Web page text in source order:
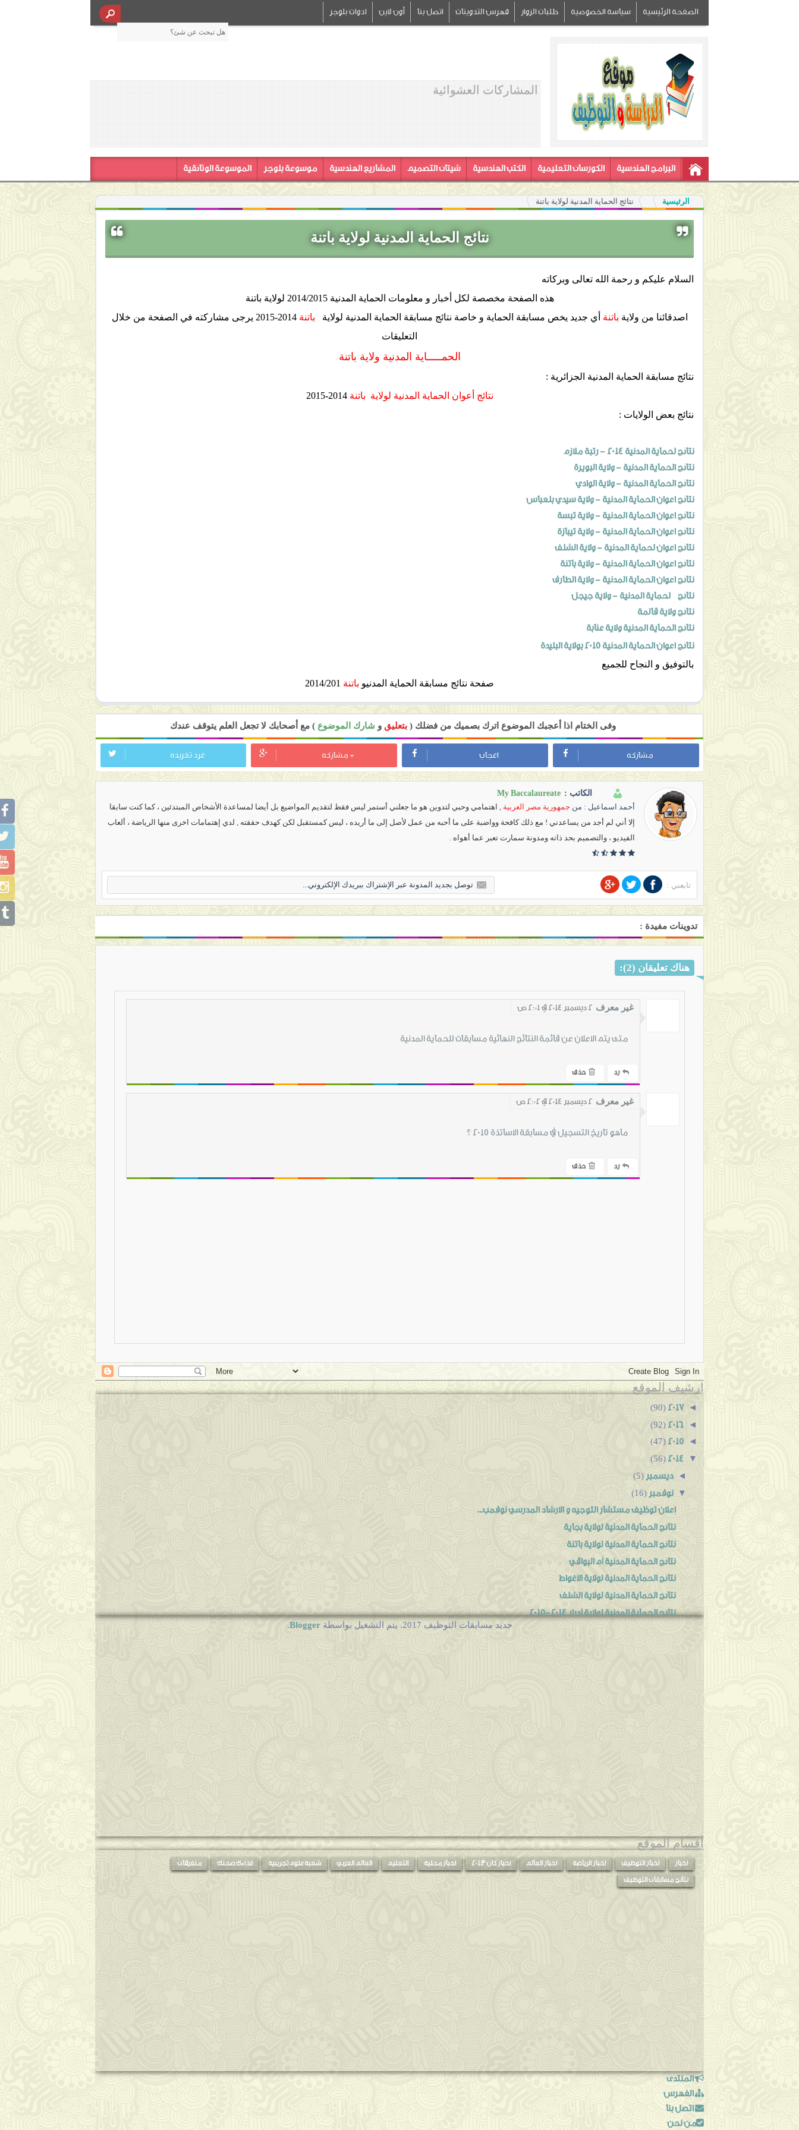
الصفحة الرئيسية سياسة الخصوصية طلبات الزوار فهرس التدوينات اتصل بنا أون لاين ادوات بلوجر
المشاركات العشوائية
البرامج الهندسية الكورسات التعليمية الكتب الهندسية شيتات التصميم المشاريع الهندسية موسوعة بلوجر الموسوعة الوثائقية
الرئيسية نتائج الحماية المدنية لولاية باتنة
نتائج الحماية المدنية لولاية باتنة
السلام عليكم و رحمة الله تعالى وبركاته
هذه الصفحة مخصصة لكل أخبار و معلومات الحماية المدنية 2014/2015 لولاية باتنة
اصدقائنا من ولاية باتنة أي جديد يخص مسابقة الحماية و خاصة نتائج مسابقة الحماية المدنية لولاية باتنة
2014-2015 يرجى مشاركته في الصفحة من خلال
التعليقات
الحمـــــاية المدنية ولاية باتنة
نتائج مسابقة الحماية المدنية الجزائرية :
نتائج أعوان الحماية المدنية لولاية باتنة2014-2015
نتائج بعض الولايات :
نتائج لحماية المدنية 2014 - رتبة ملازم
نتائج الحماية المدنية - ولاية البويرة
نتائج الحماية المدنية - ولاية الوادي
نتائج اعوان الحماية المدنية - ولاية سيدي بلعباس
نتائج اعوان الحماية المدنية - ولاية تبسة
نتائج اعوان الحماية المدنية - ولاية تيبازة
نتائج اعوان لحماية المدنية - ولاية الشلف
نتائج اعوان الحماية المدنية - ولاية باتنة
نتائج اعوان الحماية المدنية - ولاية الطارف
نتائج لحماية المدنية - ولاية جيجل
نتائج ولاية قالمة
نتائج الحماية المدنية ولاية عنابة
نتائج اعوان الحماية المدنية 2015 بولاية البليدة
بالتوفيق و النجاح للجميع
صفحة نتائج مسابقة الحماية المدنيو باتنة
وفى الختام اذا أعجبك الموضوع اترك بصميك من فضلك ( بتعليق و شارك الموضوع ) مع أصحابك لا تجعل العلم يتوقف عندك
مشاركه اعجاب + مشاركه غرد تغريده
الكاتب : My Baccalaureate
أحمد اسماعيل : من جمهورية مصر العربية , اهتمامي وحبي لتدوين هو ما جعلني أستمر ليس فقط لتقديم المواضيع بل أيضا لمساعدة الأشخاص المبتدئين ، كما كنت سابقا
إلا أني لم أجد من يساعدني ! مع ذلك كافحة وواضبة على ما أحبه من عمل لأصل إلى ما أريده ، ليس كمستقبل لكن كهدف حققته , لدي إهتمامات اخرى منها الرياضة ، ألعاب
الفيديو ، والتصميم بحد ذاته ومدونة سمارت تعبر عما أهواه .
تابعني :
تدوينات مفيدة :
هناك تعليقان (2):
غير معرف 2 ديسمبر 2014 في 2:01 ص
متى يتم الاعلان عن قائمة النتائج النهائية مسابقات للحماية المدنية
رد حذف
غير معرف 2 ديسمبر 2014 في 2:02 ص
ماهو تاريخ التسجيل في مسابقة الاساتذة 2015 ؟
رد حذف
ارشيف الموقع
◄
2017
(90)
◄
2016
(92)
◄
2015
(47)
▼
2014
(56)
◄ديسمبر(5)
▼نوفمبر(16)
إعلان توظيف مستشار التوجيه و الارشاد المدرسي نوفمب...
نتائج الحماية المدنية لولاية بجاية
نتائج الحماية المدنية لولاية باتنة
نتائج الحماية المدنية أم البواقي
نتائج الحماية المدنية لولاية الأغواط
نتائج الحماية المدنية لولاية الشلف
نتائج الحماية المدنية لولاية أدرار 2014-2015
◄مايو(4)
◄أبريل(9)
◄مارس(3)
◄فبراير(8)
جديد مسابقات التوظيف 2017. يتم التشغيل بواسطة Blogger
.
أقسام الموقع
أخبار أخبار التوظيف أخبار الرياضة اخبار العالم اخبار كان 2013 اخبار محلية التعليم العالم العربي شعبة علوم تجريبية غذاءك صحتك
متفرقات
نتائج مسابقات التوظيف
المنتدى
الفهرس
اتصل بنا
من نحن